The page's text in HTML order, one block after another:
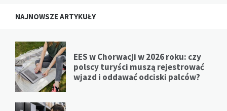
NAJNOWSZE ARTYKUŁY
EES w Chorwacji w 2026 roku: czy
polscy turyści muszą rejestrować
wjazd i oddawać odciski palców?